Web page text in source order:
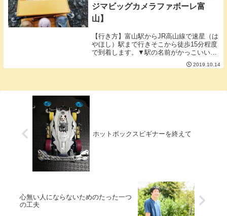
ジマビッグカメラファボーレ富
山】
【行き方】富山駅からJR高山線で速星（は
やほし）駅まで行きそこから徒歩15分程度
で到着します。▼駅の名前がかっこいいで
すよね富山駅からトータル30分くらいです
が1時間に1本くらいしか電車がないので電
2019.10.14
ホットボックスビギナーを終えて
心無い人にならないためのたった一つ
の工夫